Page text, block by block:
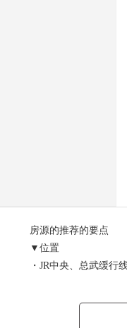
房源的推荐的要点
▼位置
・JR中央、总武缓行
・全8区划的分块出